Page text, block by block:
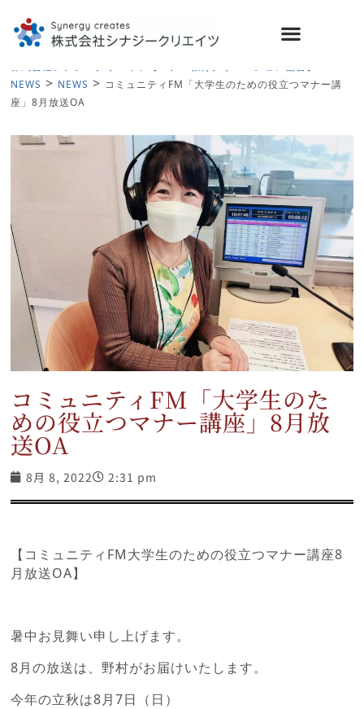
NEWS > NEWS > コミュニティFM「大学生のための役立つマナー講
座」8月放送OA
コミュニティFM「大学生のた
めの役立つマナー講座」8月放
送OA
8月 8, 2022 2:31 pm
【コミュニティFM大学生のための役立つマナー講座8
月放送OA】
暑中お見舞い申し上げます。
8月の放送は、野村がお届けいたします。
今年の立秋は8月7日（日）